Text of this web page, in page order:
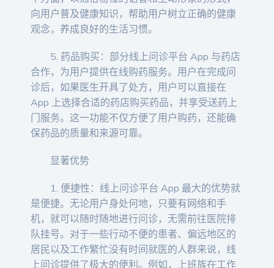
向用户普及健康知识，帮助用户树立正确的健康
观念，养成良好的生活习惯。
5. 药品购买：部分线上问诊平台 App 与药店
合作，为用户提供在线购药服务。用户在完成问
诊后，如果医生开具了处方，用户可以直接在
App 上选择合适的药店购买药品，并享受送药上
门服务。这一功能不仅方便了用户购药，还能确
保药品的质量和来源可靠。
显著优势
1. 便捷性：线上问诊平台 App 最大的优势就
是便捷。无论用户身处何地，只要有网络和手
机，就可以随时随地进行问诊，无需前往医院排
队挂号。对于一些行动不便的患者、偏远地区的
居民以及工作繁忙没有时间就医的人群来说，线
上问诊提供了极大的便利。例如，上班族在工作